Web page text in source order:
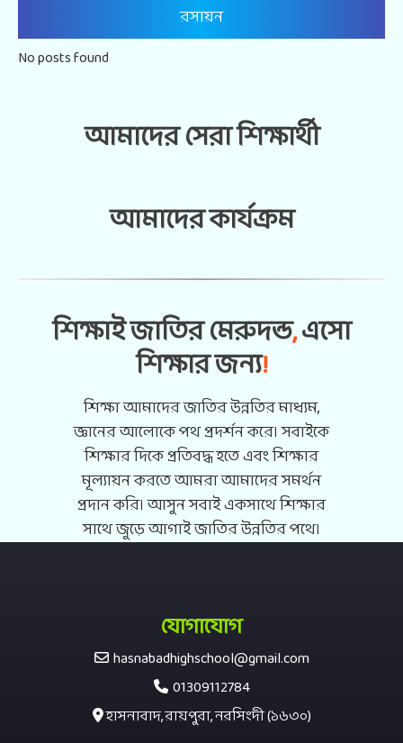
রসায়ন
No posts found
আমাদের সেরা শিক্ষার্থী
আমাদের কার্যক্রম
ভিডিও গ্যালারি
আমাদের ঠিকানা
হাসনাবাদ, রায়পুরা, নরসিংদী(১৬৩০)
শিক্ষাই জাতির মেরুদন্ড,এসো
শিক্ষার জন্য!
শিক্ষা আমাদের জাতির উন্নতির মাধ্যম,
জ্ঞানের আলোকে পথ প্রদর্শন করে। সবাইকে
শিক্ষার দিকে প্রতিবদ্ধ হতে এবং শিক্ষার
মূল্যায়ন করতে আমরা আমাদের সমর্থন
প্রদান করি। আসুন সবাই একসাথে শিক্ষার
সাথে জুড়ে আগাই জাতির উন্নতির পথে।
যোগাযোগ
hasnabadhighschool@gmail.com
01309112784
হাসনাবাদ, রায়পুরা, নরসিংদী (১৬৩০)